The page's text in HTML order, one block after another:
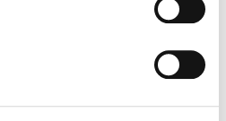
OURENSE CONVOCA EL I CERTAMEN
DE SEGURIDAD